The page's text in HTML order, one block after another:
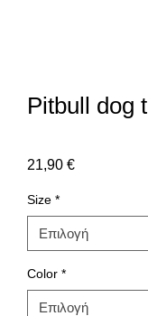
Pitbull dog
21,90 €Τιμή
Size *
Επιλογή
Color *
Επιλογή